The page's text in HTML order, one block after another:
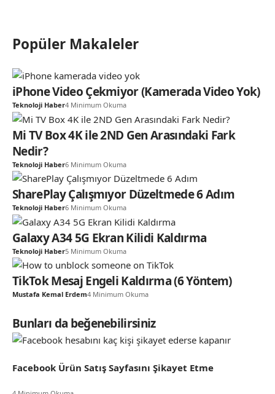
Popüler Makaleler
iPhone Video Çekmiyor (Kamerada Video Yok)
Teknoloji Haber4 Minimum Okuma
Mi TV Box 4K ile 2ND Gen Arasındaki Fark
Nedir?
Teknoloji Haber6 Minimum Okuma
SharePlay Çalışmıyor Düzeltmede 6 Adım
Teknoloji Haber6 Minimum Okuma
Galaxy A34 5G Ekran Kilidi Kaldırma
Teknoloji Haber5 Minimum Okuma
TikTok Mesaj Engeli Kaldırma (6 Yöntem)
Mustafa Kemal Erdem4 Minimum Okuma
Bunları da beğenebilirsiniz
Facebook Ürün Satış Sayfasını Şikayet Etme